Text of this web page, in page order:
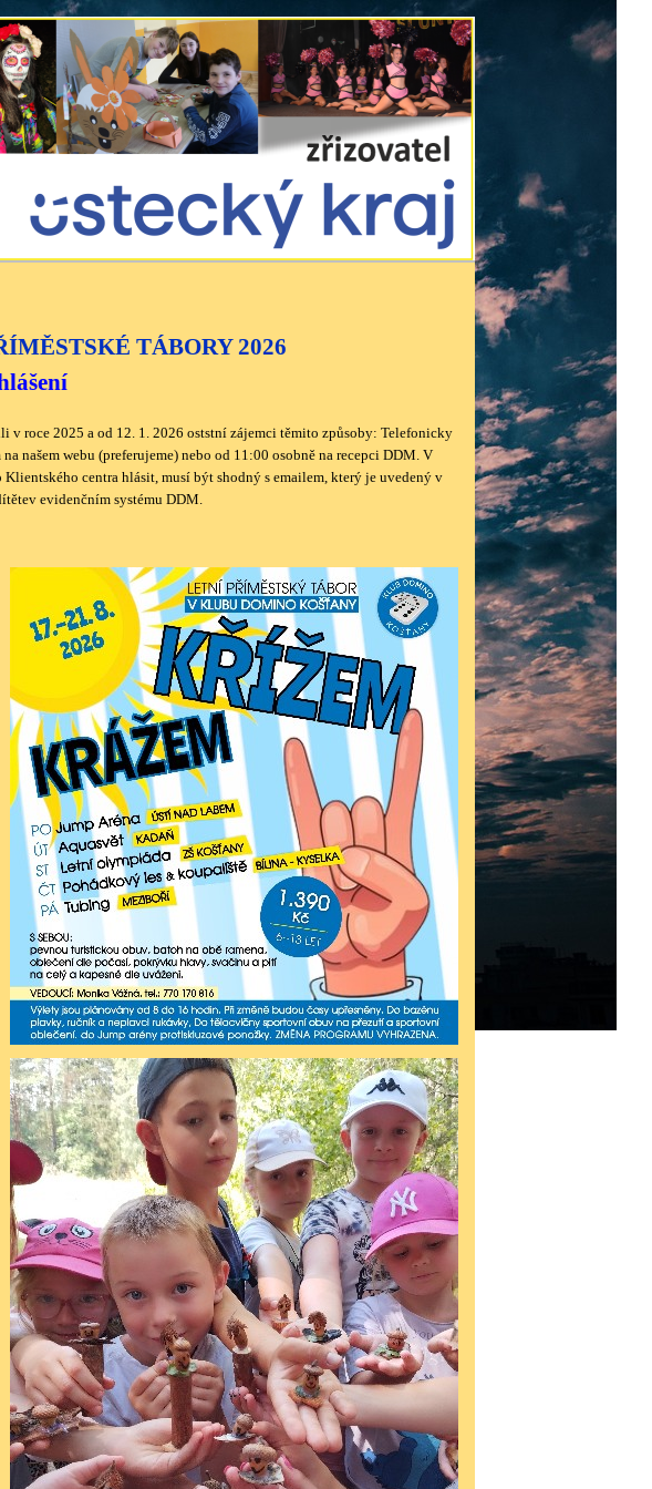
TÁBORY 2026
v roce 2025 a od 12. 1. 2026 oststní zájemci těmito způsoby: Telefonicky
na našem webu (preferujeme) nebo od 11:00 osobně na recepci DDM. V
centra hlásit, musí být shodný s emailem, který je uvedený v
evidenčním systému DDM.